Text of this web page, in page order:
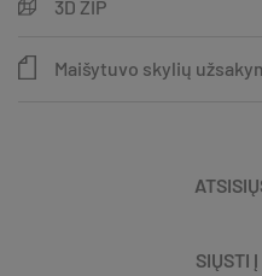
3D ZIP
Maišytuvo skylių
SIŲSTI